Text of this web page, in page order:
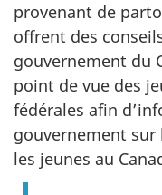
provenant de
offrent des
gouvernement du
point de vue des
fédérales afin
gouvernement sur
les jeunes au